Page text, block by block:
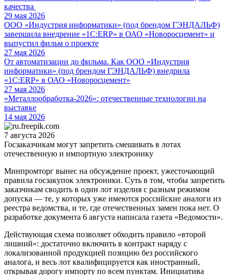
качества
29 мая 2026
ООО «Индустрия информатики» (под брендом ГЭНДАЛЬФ)
завершила внедрение «1С:ERP» в ОАО «Новоросцемент» и
выпустил фильм о проекте
27 мая 2026
От автоматизации до фильма. Как ООО «Индустрия
информатики» (под брендом ГЭНДАЛЬФ) внедрила
«1С:ERP» в ОАО «Новоросцемент»
27 мая 2026
«Металлообработка-2026»: отечественные технологии на
выставке
14 мая 2026
7 августа 2026
Госзаказчикам могут запретить смешивать в лотах
отечественную и импортную электронику
Минпромторг вынес на обсуждение проект, ужесточающий
правила госзакупок электроники. Суть в том, чтобы запретить
заказчикам сводить в один лот изделия с разным режимом
допуска — те, у которых уже имеются российские аналоги из
реестра ведомства, и те, где отечественных замен пока нет. О
разработке документа 6 августа написала газета «Ведомости».
Действующая схема позволяет обходить правило «второй
лишний»: достаточно включить в контракт наряду с
локализованной продукцией позицию без российского
аналога, и весь лот квалифицируется как иностранный,
открывая дорогу импорту по всем пунктам. Инициатива